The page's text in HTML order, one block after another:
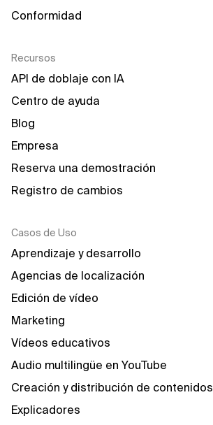
Conformidad
Recursos
API de doblaje con IA
Centro de ayuda
Blog
Empresa
Reserva una demostración
Registro de cambios
Casos de Uso
Aprendizaje y desarrollo
Agencias de localización
Edición de vídeo
Marketing
Vídeos educativos
Audio multilingüe en YouTube
Creación y distribución de contenidos
Explicadores